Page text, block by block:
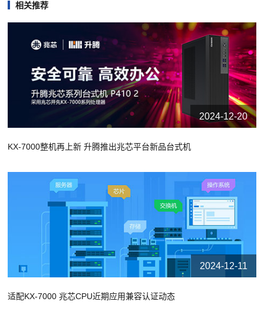
相关推荐
2024-12-20
KX-7000整机再上新 升腾推出兆芯平台新品台式机
2024-12-11
适配KX-7000 兆芯CPU近期应用兼容认证动态